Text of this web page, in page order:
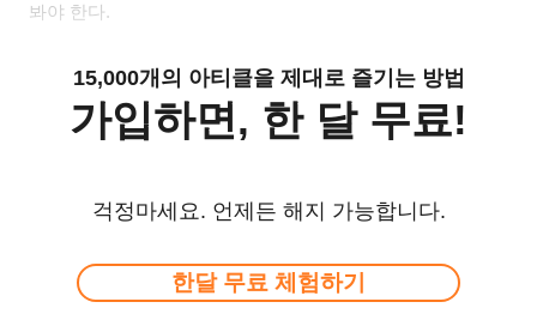
봐야 한다.
15,000개의 아티클을 제대로 즐기는 방법
가입하면, 한 달 무료!
걱정마세요. 언제든 해지 가능합니다.
한달 무료 체험하기